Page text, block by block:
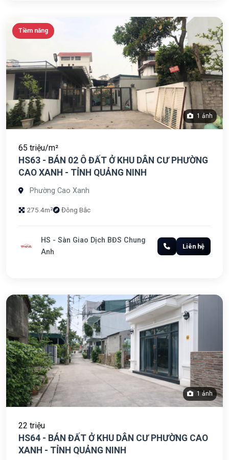
Tiềm năng
1 ảnh
65 triệu/m²
HS63 - BÁN 02 Ô ĐẤT Ở KHU DÂN CƯ PHƯỜNG
CAO XANH - TỈNH QUẢNG NINH
Phường Cao Xanh
275.4m² Đông Bắc
HS - Sàn Giao Dịch BĐS Chung
Anh
Liên hệ
1 ảnh
22 triệu
HS64 - BÁN ĐẤT Ở KHU DÂN CƯ PHƯỜNG CAO
XANH - TỈNH QUẢNG NINH